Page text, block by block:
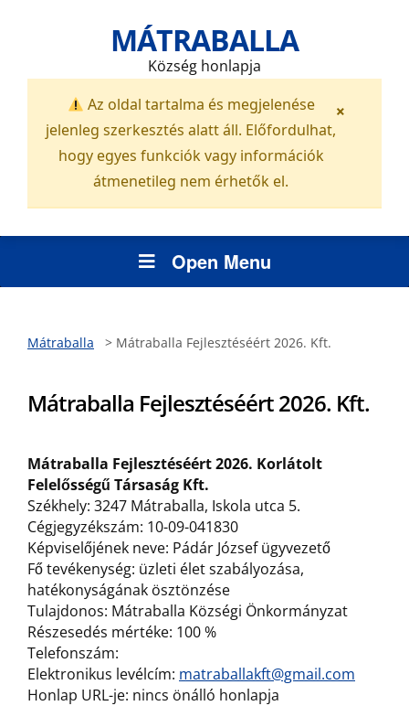
MÁTRABALLA
Község honlapja
Az oldal tartalma és megjelenése
jelenleg szerkesztés alatt áll. Előfordulhat,
hogy egyes funkciók vagy információk
átmenetileg nem érhetők el.
×
Open Menu
Mátraballa > Mátraballa Fejlesztéséért 2026. Kft.
Mátraballa Fejlesztéséért 2026. Kft.
Mátraballa Fejlesztéséért 2026. Korlátolt
Felelősségű Társaság Kft.
Székhely: 3247 Mátraballa, Iskola utca 5.
Cégjegyzékszám: 10-09-041830
Képviselőjének neve: Pádár József ügyvezető
Fő tevékenység: üzleti élet szabályozása,
hatékonyságának ösztönzése
Tulajdonos: Mátraballa Községi Önkormányzat
Részesedés mértéke: 100 %
Telefonszám:
Elektronikus levélcím: matraballakft@gmail.com
Honlap URL-je: nincs önálló honlapja